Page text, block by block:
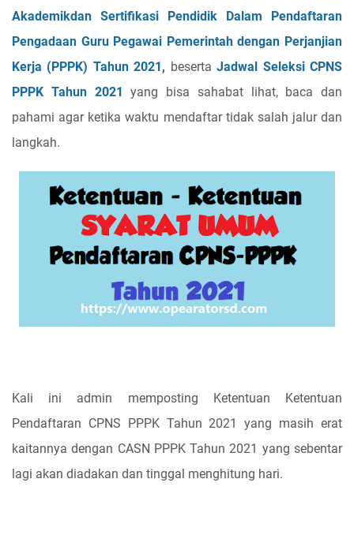
Akademikdan Sertifikasi Pendidik Dalam Pendaftaran
Pengadaan Guru Pegawai Pemerintah dengan Perjanjian
Kerja (PPPK) Tahun 2021 , besertaJadwal Seleksi CPNS
PPPK Tahun 2021
yang bisa sahabat lihat, baca dan
pahami agar ketika waktu mendaftar tidak salah jalur dan
langkah.
Kali ini admin memposting Ketentuan Ketentuan
Pendaftaran CPNS PPPK Tahun 2021 yang masih erat
kaitannya dengan CASN PPPK Tahun 2021 yang sebentar
lagi akan diadakan dan tinggal menghitung hari.